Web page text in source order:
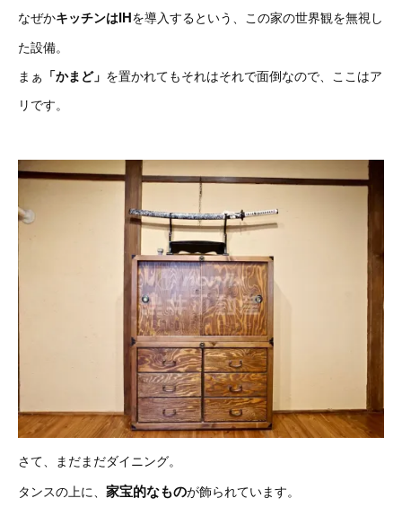
なぜかキッチンはIHを導入するという、この家の世界観を無視し
た設備。
まぁ
「かまど」 を置かれてもそれはそれで面倒なので、ここはア
リです。
さて、まだまだダイニング。
タンスの上に、 家宝的なものが飾られています。